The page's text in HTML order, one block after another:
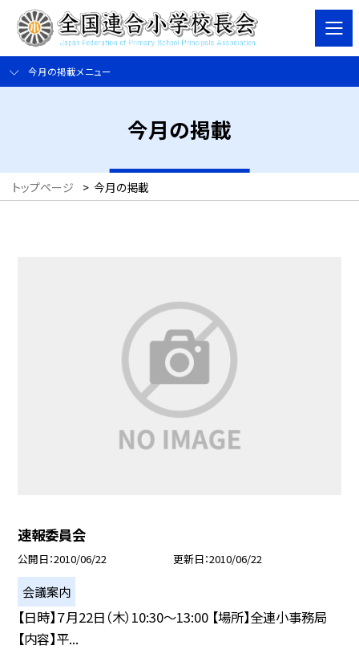
今月の掲載メニュー
今月の掲載
トップページ > 今月の掲載
速報委員会
公開日 2010/06/22 更新日 2010/06/22
会議案内
【日時】７月22日（木）10:30〜13:00 【場所】全連小事務局
【内容】平...